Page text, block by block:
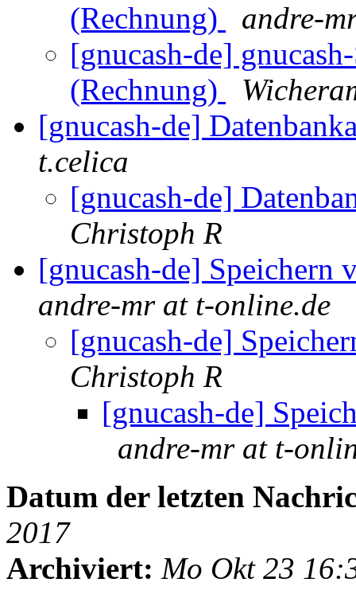
(Rechnung)
andre-
[gnucash-de]
(Rechnung)
[gnucash-de]
t.celica
[gnucash-de]
Christoph R
[gnucash-de]
andre-mr at t-online.de
[gnucash-de]
Christoph R
[gnucash-de]
andre-mr at t-
Datum der letzten
2017
Archiviert: Mo Okt 23